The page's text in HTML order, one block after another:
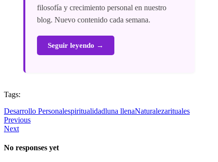
filosofía y crecimiento personal en nuestro
blog. Nuevo contenido cada semana.
Seguir leyendo →
Tags:
Desarrollo Personalespiritualidadluna llenaNaturalezarituales
Previous
Next
No responses yet